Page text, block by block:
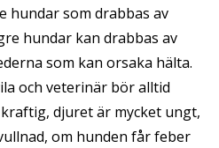
hundar som drabbas av
hundar kan drabbas av
som kan orsaka hälta.
och veterinär bör alltid
djuret är mycket ungt,
om hunden får feber